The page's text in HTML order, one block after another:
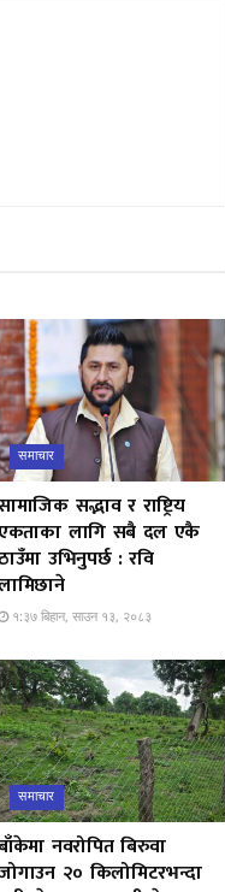
समाचार
सद्भाव र राष्ट्रिय
लागि सबै दल एकै
उभिनुपर्छ : रवि
१:३७ बिहान, साउन १३, २०८३
समाचार
नवरोपित बिरुवा
२० किलोमिटरभन्दा